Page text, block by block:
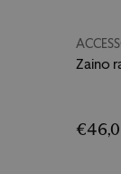
Zaino